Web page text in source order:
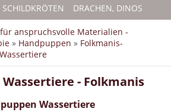
SCHILDKRÖTEN DRACHEN, DINOS
anspruchsvolle Materialien -
» Handpuppen » Folkmanis-
Wassertiere
- Folkmanis
Wassertiere